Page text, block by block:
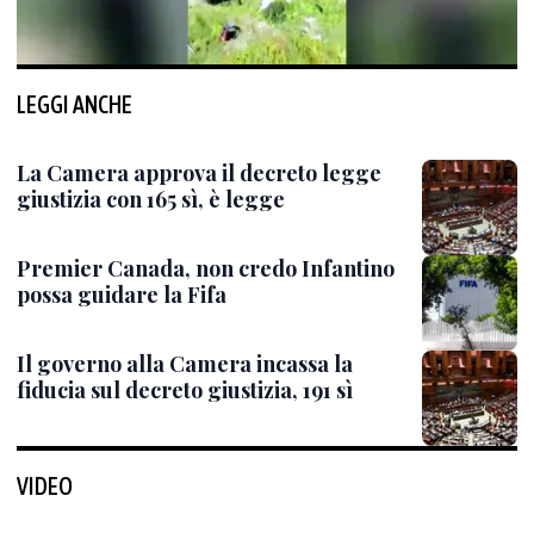
LEGGI ANCHE
La Camera approva il decreto legge
giustizia con 165 sì, è legge
Premier Canada, non credo Infantino
possa guidare la Fifa
Il governo alla Camera incassa la
fiducia sul decreto giustizia, 191 sì
VIDEO